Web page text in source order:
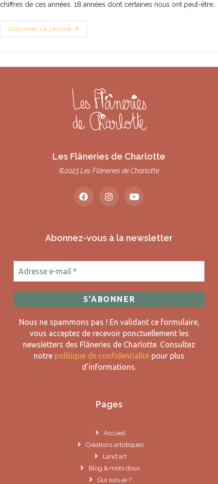
chiffres de ces années. 18 années dont certaines nous ont peut-être…
Continuer La Lecture
Les Flâneries de Charlotte
©2023 Les Flâneries de Charlotte
Abonnez-vous à la newsletter
Nous ne spammons pas ! En validant ce formulaire,
vous acceptez de recevoir ponctuellement les
newsletters des Flâneries de Charlotte. Consultez
notre politique de confidentialité pour plus
d’informations.
Pages
Accueil
Créations artistiques
Land art
Blog & mots doux
Qui suis-je ?